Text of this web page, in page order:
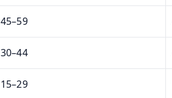
45–59
30–44
15–29